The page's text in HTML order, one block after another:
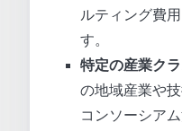
ルティング費
す。
特定の産業ク
の地域産業や
コンソーシア